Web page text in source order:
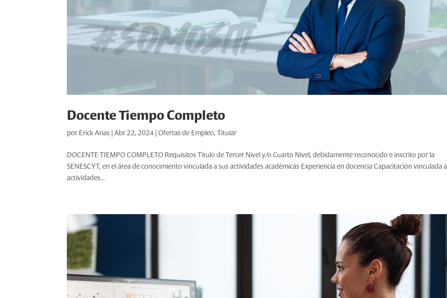
Docente Tiempo Completo
por Erick Arias |Abr 22, 2024 |Ofertas de Empleo, Titular
DOCENTE TIEMPO COMPLETO Requisitos Título de Tercer Nivel y/o Cuarto Nivel, debidamente reconocido e inscrito por la
SENESCYT, en el área de conocimiento vinculada a sus actividades académicas Experiencia en docencia Capacitación vinculada
actividades...